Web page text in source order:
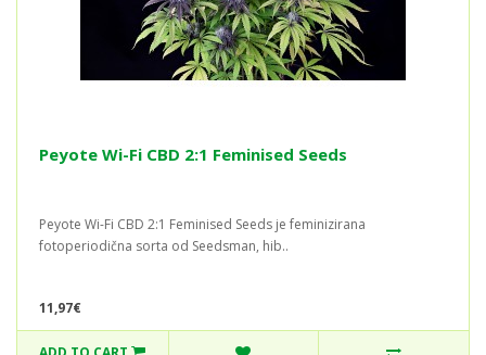
Peyote Wi-Fi CBD 2:1 Feminised Seeds
Peyote Wi-Fi CBD 2:1 Feminised Seeds je feminizirana
fotoperiodična sorta od Seedsman, hib..
11,97€